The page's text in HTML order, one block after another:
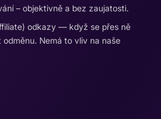
– objektivně a bez zaujatosti.
odkazy — když se přes ně
Nemá to vliv na naše